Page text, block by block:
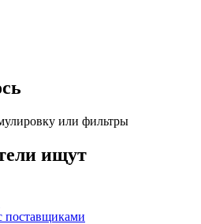
или фильтры
ищут
поставщиками